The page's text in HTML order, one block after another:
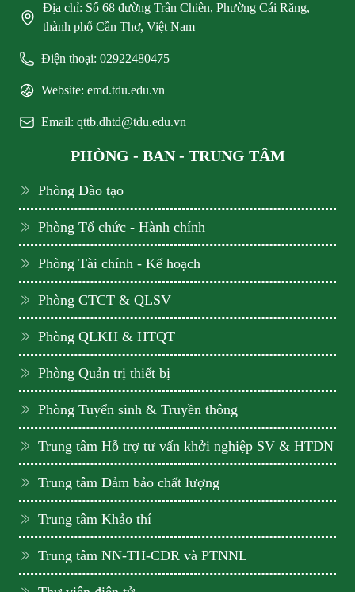
Địa chỉ: Số 68 đường Trần Chiên, Phường Cái Răng,
thành phố Cần Thơ, Việt Nam
Điện thoại: 02922480475
Website: emd.tdu.edu.vn
Email: qttb.dhtd@tdu.edu.vn
PHÒNG - BAN - TRUNG TÂM
Phòng Đào tạo
Phòng Tổ chức - Hành chính
Phòng Tài chính - Kế hoạch
Phòng CTCT & QLSV
Phòng QLKH & HTQT
Phòng Quản trị thiết bị
Phòng Tuyển sinh & Truyền thông
Trung tâm Hỗ trợ tư vấn khởi nghiệp SV & HTDN
Trung tâm Đảm bảo chất lượng
Trung tâm Khảo thí
Trung tâm NN-TH-CĐR và PTNNL